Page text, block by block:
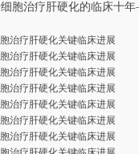
细胞治疗肝硬化的临床十
治疗肝硬化关键临床进展
治疗肝硬化关键临床进展
治疗肝硬化关键临床进展
治疗肝硬化关键临床进展
治疗肝硬化关键临床进展
治疗肝硬化关键临床进展
治疗肝硬化关键临床进展